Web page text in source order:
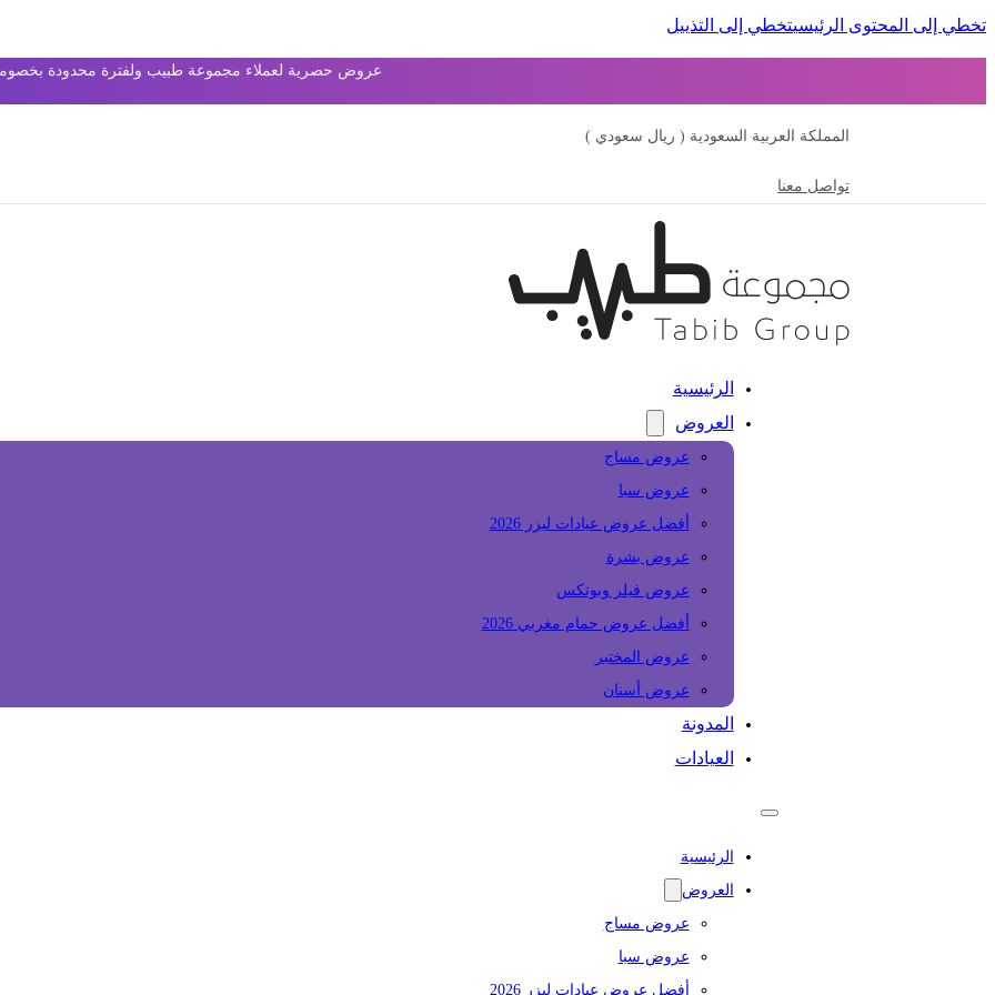
تخطي إلى المحتوى الرئيسيتخطي إلى التذييل
عروض حصرية لعملاء مجموعة طبيب ولفترة محدودة بخصومات
المملكة العربية السعودية ( ريال سعودي )
تواصل معنا
الرئيسية
العروض
عروض مساج
عروض سبا
أفضل عروض عيادات ليزر 2026
عروض بشرة
عروض فيلر وبوتكس
أفضل عروض حمام مغربي 2026
عروض المختبر
عروض أسنان
المدونة
العيادات
الرئيسية
العروض
عروض مساج
عروض سبا
أفضل عروض عيادات ليزر 2026